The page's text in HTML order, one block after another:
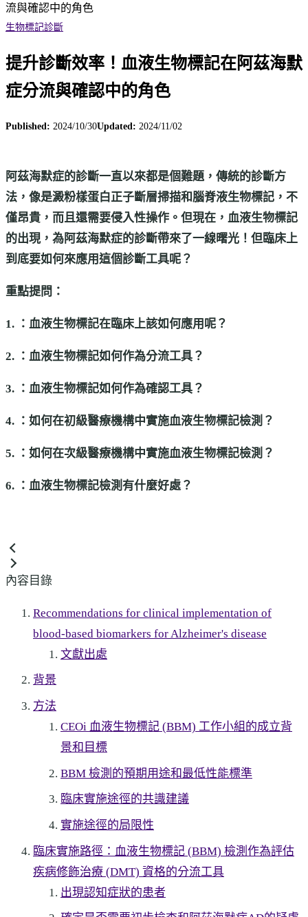
流與確認中的角色
生物標記診斷
提升診斷效率！血液生物標記在阿茲海默
症分流與確認中的角色
Published: 2024/10/30Updated: 2024/11/02
阿茲海默症的診斷一直以來都是個難題，傳統的診斷方
法，像是澱粉樣蛋白正子斷層掃描和腦脊液生物標記，不
僅昂貴，而且還需要侵入性操作。但現在，血液生物標記
的出現，為阿茲海默症的診斷帶來了一線曙光！但臨床上
到底要如何來應用這個診斷工具呢？
重點提問：
1. ：血液生物標記在臨床上該如何應用呢？
2. ：血液生物標記如何作為分流工具？
3. ：血液生物標記如何作為確認工具？
4. ：如何在初級醫療機構中實施血液生物標記檢測？
5. ：如何在次級醫療機構中實施血液生物標記檢測？
6. ：血液生物標記檢測有什麼好處？
內容目錄
Recommendations for clinical implementation of
blood-based biomarkers for Alzheimer's disease
文獻出處
背景
方法
CEOi 血液生物標記 (BBM) 工作小組的成立背
景和目標
BBM 檢測的預期用途和最低性能標準
臨床實施途徑的共識建議
實施途徑的局限性
臨床實施路徑：血液生物標記 (BBM) 檢測作為評估
疾病修飾治療 (DMT) 資格的分流工具
出現認知症狀的患者